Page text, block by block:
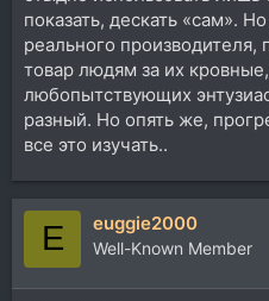
случае. наверное круто
ручную его писать долгое
алгоритмов - ии вообще
работает LA2A. маскимум
проект в котором кто то
иммитировать работу
алгоритма и адаптирует
найдет LA2A, то возьмет
попавшегося компрессора
скажет.
я это к тому, что какой
показать, дескать «сам».
реального
товар людям за их
любопытствующих
разный. Но опять же,
все это изучать..
E euggie2000
Well-Known Member